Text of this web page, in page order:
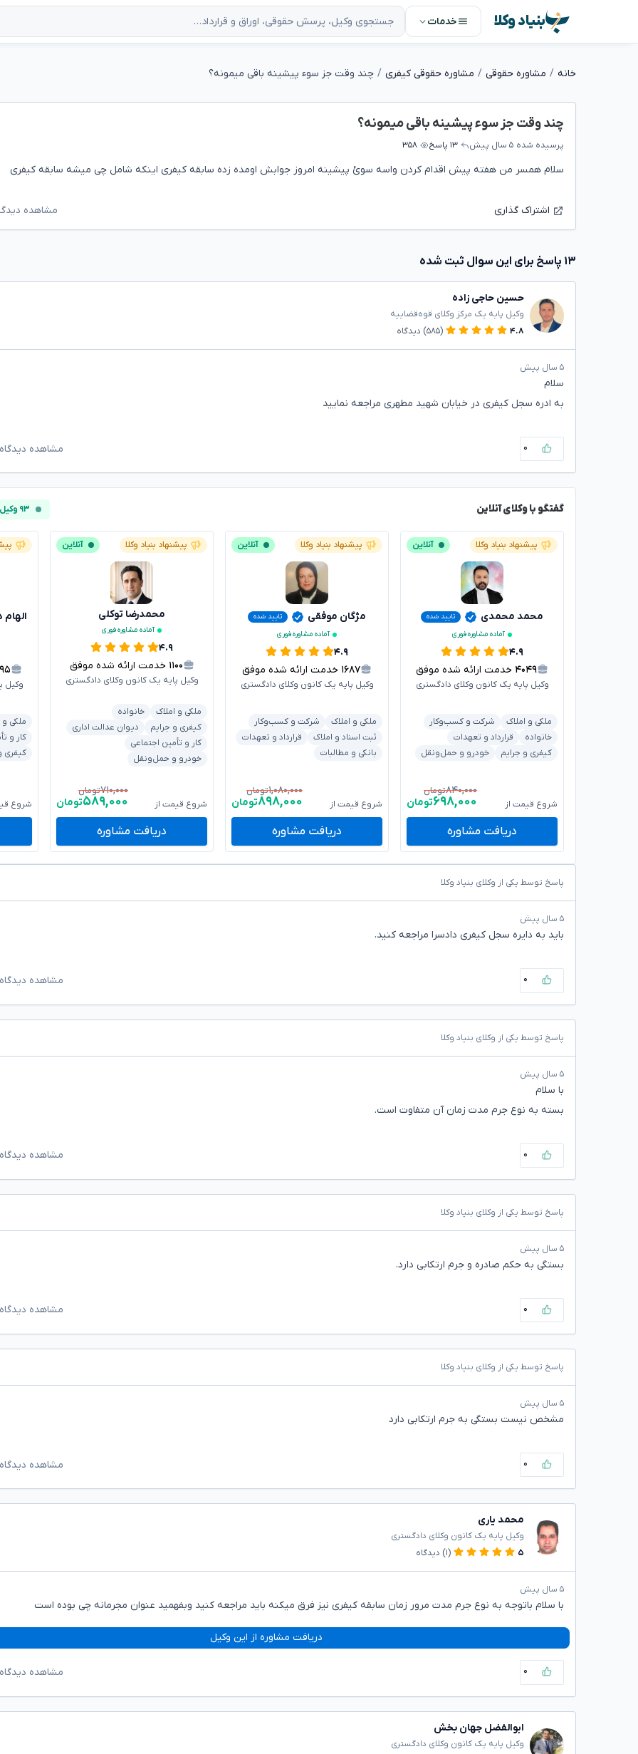
بنیاد وکلا خدمات
خانه مشاوره حقوقی مشاوره حقوقی کیفری چند وقت جز سوء پیشینه باقی میمونه؟
چند وقت جز سوء پیشینه باقی میمونه؟
پرسیده شده ۵ سال پیش ۱۳ پاسخ ۳۵۸
سلام همسر من هفته پیش اقدام کردن واسه سوئ پیشینه امروز جوابش اومده زده سابقه کیفری اینکه شامل چی میشه سابقه کیفری
اشتراک گذاری مشاهده
۱۳ پاسخ برای این سوال ثبت شده
حسین حاجی زاده
وکیل پایه یک مرکز وکلای قوه‌قضاییه
۴.۸
(۵۸۵) دیدگاه
۵ سال پیش
سلام
به ادره سجل کیفری در خیابان شهید مطهری مراجعه نمایید
۰ مشاهده
گفتگو با وکلای آنلاین ۹۳ وکیل آنلاین
پیشنهاد بنیاد وکلا آنلاین
محمد محمدی
تایید شده
آماده مشاوره فوری
۴.۹
۴۰۴۹ خدمت ارائه شده موفق
وکیل پایه یک کانون وکلای دادگستری
ملکی و املاک
شرکت و کسب‌وکار
خانواده
قرارداد و تعهدات
کیفری و جرایم
خودرو و حمل‌ونقل
شروع قیمت از
۸۴۰,۰۰۰تومان
۶۹۸,۰۰۰تومان
دریافت مشاوره
پیشنهاد بنیاد وکلا آنلاین
مژگان موفقی
تایید شده
آماده مشاوره فوری
۴.۹
۱۶۸۷ خدمت ارائه شده موفق
وکیل پایه یک کانون وکلای دادگستری
ملکی و املاک
شرکت و کسب‌وکار
ثبت اسناد و املاک
قرارداد و تعهدات
بانکی و مطالبات
شروع قیمت از
۱,۰۸۰,۰۰۰تومان
۸۹۸,۰۰۰تومان
دریافت مشاوره
پیشنهاد بنیاد وکلا آنلاین
محمدرضا توکلی
آماده مشاوره فوری
۴.۹
۱۱۰۰ خدمت ارائه شده موفق
وکیل پایه یک کانون وکلای دادگستری
ملکی و املاک
خانواده
کیفری و جرایم
دیوان عدالت اداری
کار و تأمین اجتماعی
خودرو و حمل‌ونقل
شروع قیمت از
۷۱۰,۰۰۰تومان
۵۸۹,۰۰۰تومان
دریافت مشاوره
الهام
وکیل
ملکی و
کار و
کیفری
شروع
پاسخ توسط یکی از وکلای بنیاد وکلا
۵ سال پیش
باید به دایره سجل کیفری دادسرا مراجعه کنید.
۰ مشاهده
پاسخ توسط یکی از وکلای بنیاد وکلا
۵ سال پیش
با سلام
بسته به نوع جرم مدت زمان آن متفاوت است.
۰ مشاهده
پاسخ توسط یکی از وکلای بنیاد وکلا
۵ سال پیش
بستگی به حکم صادره و جرم ارتکابی دارد.
۰ مشاهده
پاسخ توسط یکی از وکلای بنیاد وکلا
۵ سال پیش
مشخص نیست بستگی به جرم ارتکابی دارد
۰ مشاهده
محمد یاری
وکیل پایه یک کانون وکلای دادگستری
۵
(۱) دیدگاه
۵ سال پیش
با سلام باتوجه به نوع جرم مدت مرور زمان سابقه کیفری نیز فرق میکنه باید مراجعه کنید وبفهمید عنوان مجرمانه چی بوده است
دریافت مشاوره از این وکیل
۰ مشاهده
ابوالفضل جهان بخش
وکیل پایه یک کانون وکلای دادگستری